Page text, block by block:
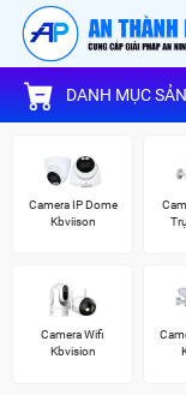
DANH MỤC
Camera IP Dome
Kbviison
Camera Wifi
Kbvision